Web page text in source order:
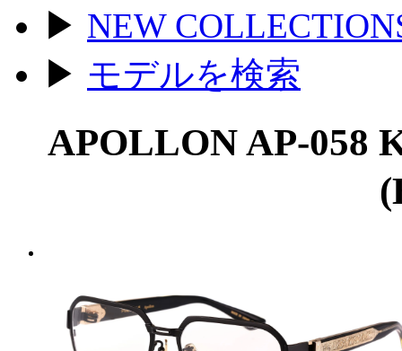
▶ NEW
▶ モデルを検索
APOLLON AP-058